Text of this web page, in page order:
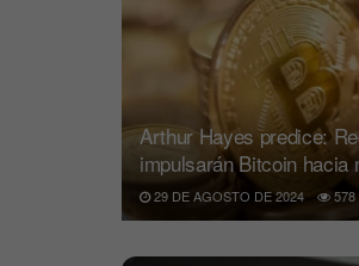
Arthur Hayes predice:
impulsarán Bitcoin hacia
29 DE AGOSTO DE 2024 578